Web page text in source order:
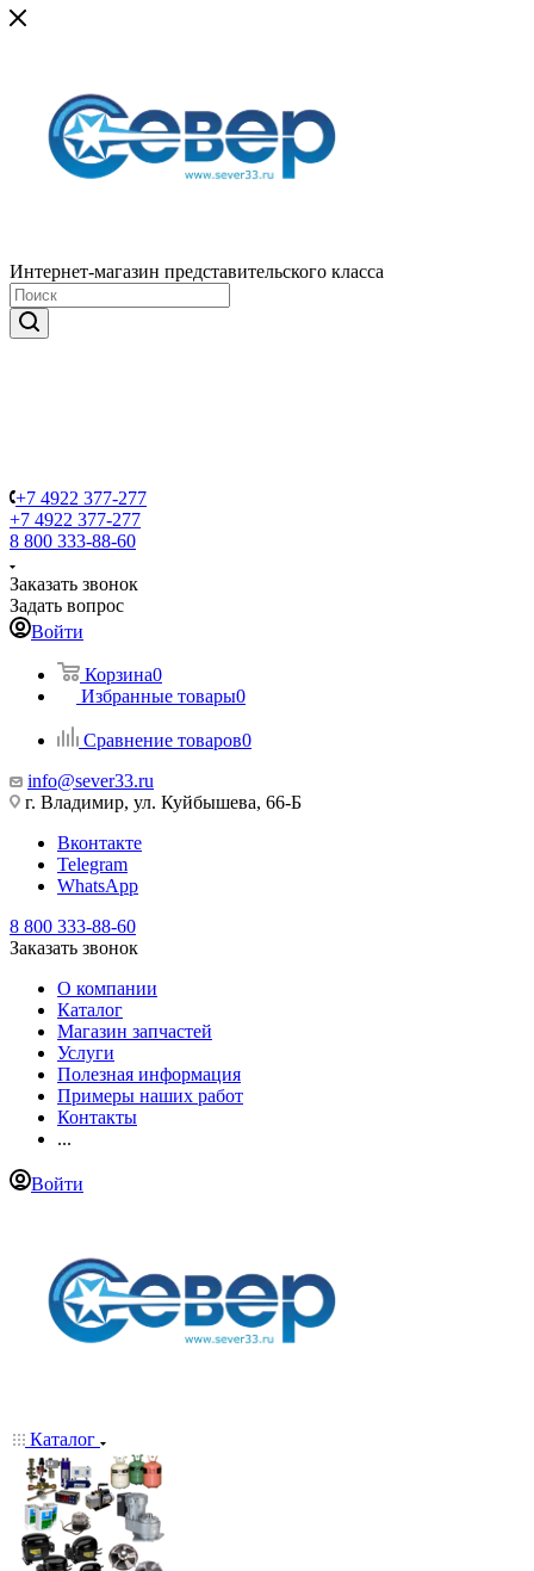
Интернет-магазин представительского класса
+7 4922 377-277
+7 4922 377-277
8 800 333-88-60
Заказать звонок
Задать вопрос
Войти
Корзина0
Избранные товары0
Сравнение товаров0
info@sever33.ru
г. Владимир, ул. Куйбышева, 66-Б
Вконтакте
Telegram
WhatsApp
8 800 333-88-60
Заказать звонок
О компании
Каталог
Магазин запчастей
Услуги
Полезная информация
Примеры наших работ
Контакты
...
Войти
Каталог